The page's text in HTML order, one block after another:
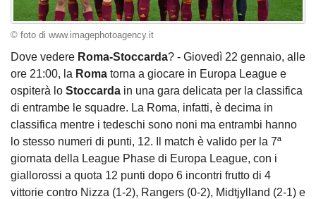
© foto di www.imagephotoagency.it
Dove vedere Roma-Stoccarda? - Giovedì 22 gennaio, alle
ore 21:00, la Roma torna a giocare in Europa League e
ospiterà lo Stoccarda in una gara delicata per la classifica
di entrambe le squadre. La Roma, infatti, è decima in
classifica mentre i tedeschi sono noni ma entrambi hanno
lo stesso numeri di punti, 12. Il match è valido per la 7ª
giornata della League Phase di Europa League, con i
giallorossi a quota 12 punti dopo 6 incontri frutto di 4
vittorie contro Nizza (1-2), Rangers (0-2), Midtjylland (2-1) e